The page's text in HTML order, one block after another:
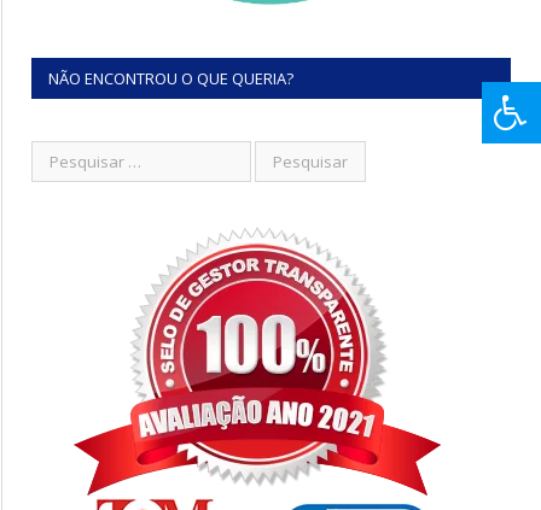
NÃO ENCONTROU O QUE QUERIA?